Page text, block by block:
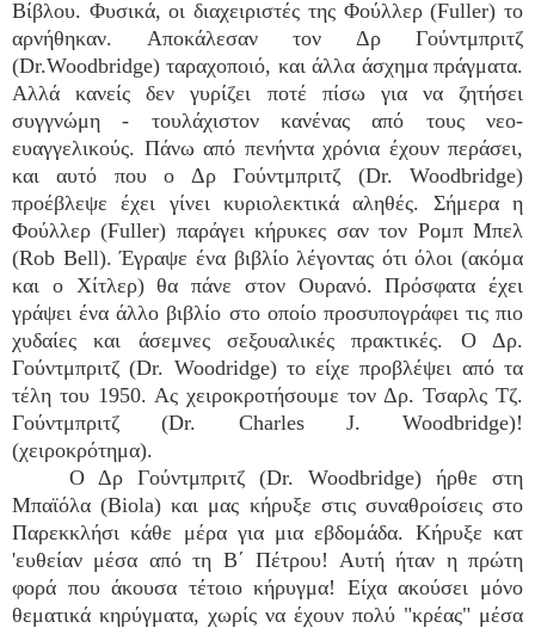
Βίβλου. Φυσικά, οι διαχειριστές της Φούλλερ (Fuller) το
αρνήθηκαν. Αποκάλεσαν τον Δρ Γούντμπριτζ
(Dr.Woodbridge) ταραχοποιό, και άλλα άσχημα πράγματα.
Αλλά κανείς δεν γυρίζει ποτέ πίσω για να ζητήσει
συγγνώμη - τουλάχιστον κανένας από τους νεο-
ευαγγελικούς. Πάνω από πενήντα χρόνια έχουν περάσει,
και αυτό που ο Δρ Γούντμπριτζ (Dr. Woodbridge)
προέβλεψε έχει γίνει κυριολεκτικά αληθές. Σήμερα η
Φούλλερ (Fuller) παράγει κήρυκες σαν τον Ρομπ Μπελ
(Rob Bell). Έγραψε ένα βιβλίο λέγοντας ότι όλοι (ακόμα
και ο Χίτλερ) θα πάνε στον Ουρανό. Πρόσφατα έχει
γράψει ένα άλλο βιβλίο στο οποίο προσυπογράφει τις πιο
χυδαίες και άσεμνες σεξουαλικές πρακτικές. Ο Δρ.
Γούντμπριτζ (Dr. Woodridge) το είχε προβλέψει από τα
τέλη του 1950. Ας χειροκροτήσουμε τον Δρ. Τσαρλς Τζ.
Γούντμπριτζ (Dr. Charles J. Woodbridge)!
(χειροκρότημα).
Ο Δρ Γούντμπριτζ (Dr. Woodbridge) ήρθε στη
Μπαϊόλα (Biola) και μας κήρυξε στις συναθροίσεις στο
Παρεκκλήσι κάθε μέρα για μια εβδομάδα. Κήρυξε κατ
'ευθείαν μέσα από τη Β΄ Πέτρου! Αυτή ήταν η πρώτη
φορά που άκουσα τέτοιο κήρυγμα! Είχα ακούσει μόνο
θεματικά κηρύγματα, χωρίς να έχουν πολύ "κρέας" μέσα